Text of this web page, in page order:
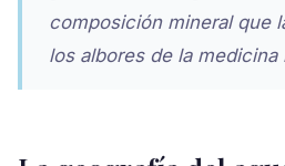
composición mineral que
los albores de la medicina